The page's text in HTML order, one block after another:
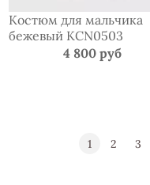
Костюм для мальчика
бежевый KCN0503
4 800 руб
1 2 3